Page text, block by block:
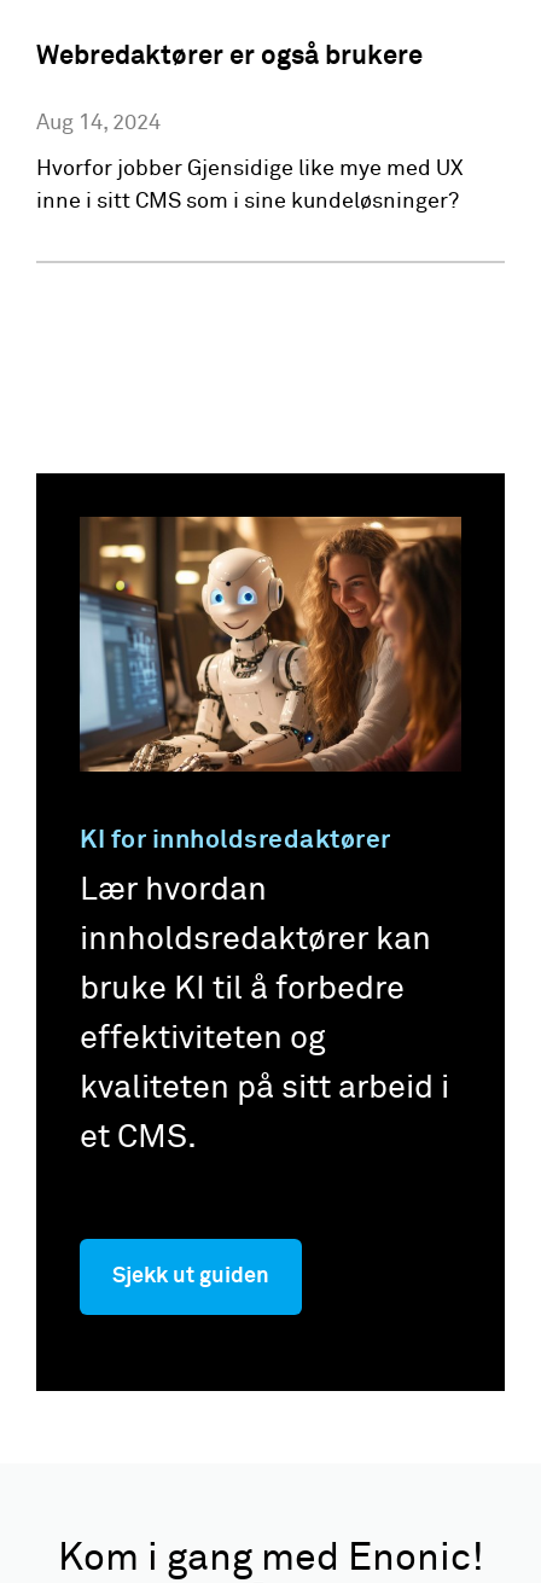
Webredaktører er også brukere
Aug 14, 2024
Hvorfor jobber Gjensidige like mye med UX
inne i sitt CMS som i sine kundeløsninger?
KI for innholdsredaktører
Lær hvordan
innholdsredaktører kan
bruke KI til å forbedre
effektiviteten og
kvaliteten på sitt arbeid i
et CMS.
Sjekk ut guiden
Kom i gang med Enonic!